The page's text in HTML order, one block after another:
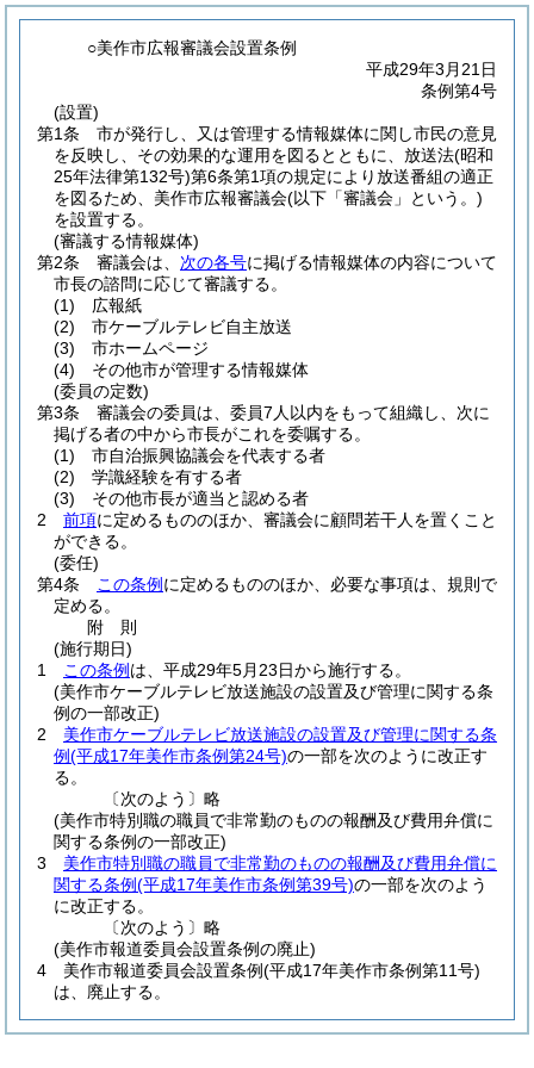
○美作市広報審議会設置条例
平成29年3月21日
条例第4号
(設置)
第1条
市が発行し、又は管理する情報媒体に関し市民の意見
を反映し、その効果的な運用を図るとともに、放送法(昭和
25年法律第132号)第6条第1項の規定により放送番組の適正
を図るため、美作市広報審議会(以下「審議会」という。)
を設置する。
(審議する情報媒体)
第2条
審議会は、 次の各号に掲げる情報媒体の内容について
市長の諮問に応じて審議する。
(1)
広報紙
(2)
市ケーブルテレビ自主放送
(3)
市ホームページ
(4)
その他市が管理する情報媒体
(委員の定数)
第3条
審議会の委員は、委員7人以内をもって組織し、次に
掲げる者の中から市長がこれを委嘱する。
(1)
市自治振興協議会を代表する者
(2)
学識経験を有する者
(3)
その他市長が適当と認める者
2
前項に定めるもののほか、審議会に顧問若干人を置くこと
ができる。
(委任)
第4条
この条例 に定めるもののほか、必要な事項は、規則で
定める。
附 則
(施行期日)
1
この条例 は、平成29年5月23日から施行する。
(美作市ケーブルテレビ放送施設の設置及び管理に関する条
例の一部改正)
2
美作市ケーブルテレビ放送施設の設置及び管理に関する条
例(平成17年美作市条例第24号)の一部を次のように改正す
る。
〔次のよう〕略
(美作市特別職の職員で非常勤のものの報酬及び費用弁償に
関する条例の一部改正)
3
美作市特別職の職員で非常勤のものの報酬及び費用弁償に
関する条例(平成17年美作市条例第39号)の一部を次のよう
に改正する。
〔次のよう〕略
(美作市報道委員会設置条例の廃止)
4
美作市報道委員会設置条例(平成17年美作市条例第11号)
は、廃止する。